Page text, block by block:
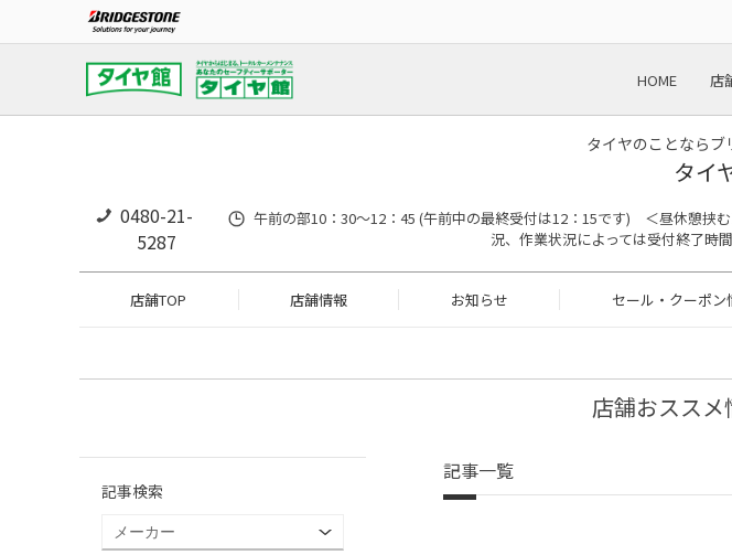
HOME 店
タイヤのことなら
タイ
0480-21-
5287
午前の部10：30～12：45 (午前中の最終受付は12：15です) ＜昼休憩
況、作業状況によっては受付終了時
店舗TOP 店舗情報 お知らせ セール・クーポン
店舗おススメ
記事一覧
記事検索